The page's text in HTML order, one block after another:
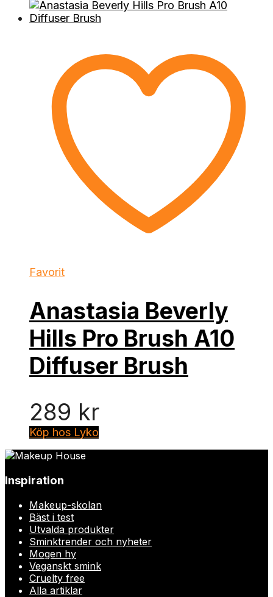
Favorit
Anastasia Beverly
Hills Pro Brush A10
Diffuser Brush
289 kr
Köp hos Lyko
Inspiration
Makeup-skolan
Bäst i test
Utvalda produkter
Sminktrender och nyheter
Mogen hy
Veganskt smink
Cruelty free
Alla artiklar